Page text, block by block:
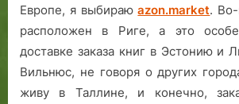
Европе, я выбираюazon.market. Во-
расположен в Риге, а это
доставке заказа книг в Эстонию и
Вильнюс, не говоря о других
живу в Таллине, и конечно,